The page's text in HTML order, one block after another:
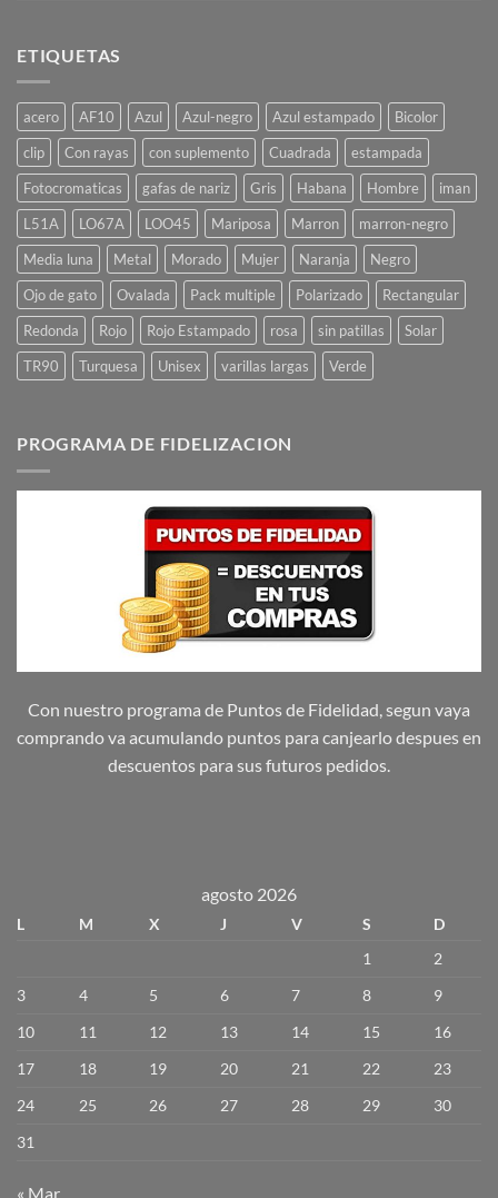
ETIQUETAS
acero AF10 Azul Azul-negro Azul estampado
Bicolor
clip
Con rayas con suplemento Cuadrada
estampada
Fotocromaticas
gafas de nariz Gris Habana Hombre
iman
L51A
LO67A LOO45 Mariposa Marron
marron-negro
Media luna
Metal Morado Mujer Naranja
Negro
Ojo de gato
Ovalada Pack multiple Polarizado
Rectangular
Redonda
Rojo Rojo Estampado rosa sin patillas
Solar
TR90
Turquesa Unisex varillas largas Verde
PROGRAMA DE FIDELIZACION
Con nuestro programa de Puntos de Fidelidad, segun vaya
comprando va acumulando puntos para canjearlo despues en
descuentos para sus futuros pedidos.
agosto 2026
L M X J V S
D
1
2
3
4 5 6 7 8
9
10
11 12 13 14 15
16
17
18 19 20 21 22
23
24
25 26 27 28 29
30
31
« Mar